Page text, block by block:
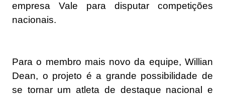
empresa Vale para disputar competições
nacionais.
Para o membro mais novo da equipe, Willian
Dean, o projeto é a grande possibilidade de
se tornar um atleta de destaque nacional e